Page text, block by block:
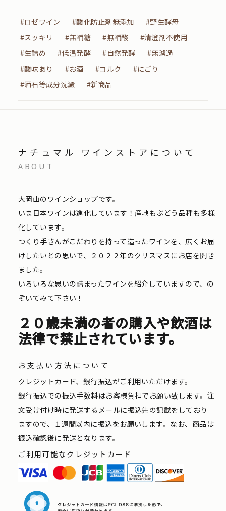
#ロゼワイン #酸化防止剤無添加
#野生酵母
#スッキリ
#無補糖 #無補酸
#清澄剤不使用
#生詰め
#低温発酵 #自然発酵
#無濾過
#酸味あり
#お酒 #コルク
#にごり
#酒石等成分沈澱
#新商品
ナチュマル ワインストアについて
ABOUT
大岡山のワインショップです。
いま日本ワインは進化しています！産地もぶどう品種も多様
化しています。
つくり手さんがこだわりを持って造ったワインを、広くお届
けしたいとの思いで、２０２２年のクリスマスにお店を開き
ました。
いろいろな思いの詰まったワインを紹介していますので、の
ぞいてみて下さい！
２０歳未満の者の購入や飲酒は
法律で禁止されています。
お支払い方法について
クレジットカード、銀行振込がご利用いただけます。
銀行振込での振込手数料はお客様負担でお願い致します。注
文受け付け時に発送するメールに振込先の記載をしており
ますので、１週間以内に振込をお願いします。なお、商品は
振込確認後に発送となります。
ご利用可能なクレジットカード